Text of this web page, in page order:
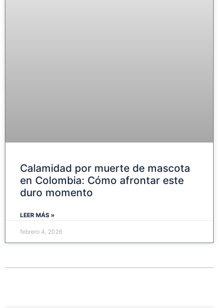
Calamidad por muerte de mascota
en Colombia: Cómo afrontar este
duro momento
LEER MÁS »
febrero 4, 2026